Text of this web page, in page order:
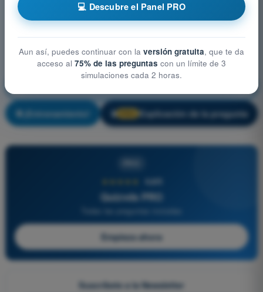
¡Entrenamiento! 🔒 Explicación de la pregunta
4,6/5
Quizvds PRO
Empieza ahora
Suscríbete a la Newsletter
💻 Descubre el Panel PRO
Aun así, puedes continuar con la versión gratuita, que te da
acceso al 75% de las preguntas con un límite de 3
simulaciones cada 2 horas.